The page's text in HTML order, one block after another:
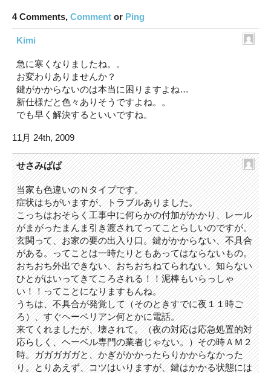
4 Comments, Comment or Ping
Kimi
急に寒くなりましたね。。
お変わりありませんか？
鍵がかからないのは本当に困りますよね…
新仕様だと色々ありそうですよね。。
でも早く解決するといいですね。
11月 24th, 2009
せさみぱぱ
当家も色違いのＮタイプです。
症状はちがいますが、トラブルありました。
こっちはおそらく工事中に何らかの付加がかかり、レール
がまがったまんま引き渡されてってことらしいのですが。
玄関って、お家の要の出入り口。鍵がかからない、不具合
がある。ってことは一時たりともあってはならないもの。
おちおち外出できない、おちおちねてられない。知らない
ひとがはいってきてころされる！！泥棒もいらっしゃ
い！！ってことになりますもんね。
うちは、不具合が発覚して（そのときすでに夜１１時ご
ろ）、すぐヘーベリアン何とかに電話。
来てくれましたが、壊されて。（夜の対応は応急処置的対
応らしく、ヘーベル専門の業者じゃない。）その時ＡＭ２
時。ガガガガガと、かぎがかかったらりかからなかった
り。とりあえず、コツはいりますが、鍵はかかる状態には